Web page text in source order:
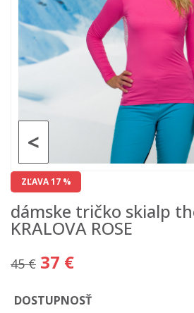
<
ZĽAVA 17 %
dámske tričko skialp
KRALOVA ROSE
45 € 37 €
DOSTUPNOSŤ